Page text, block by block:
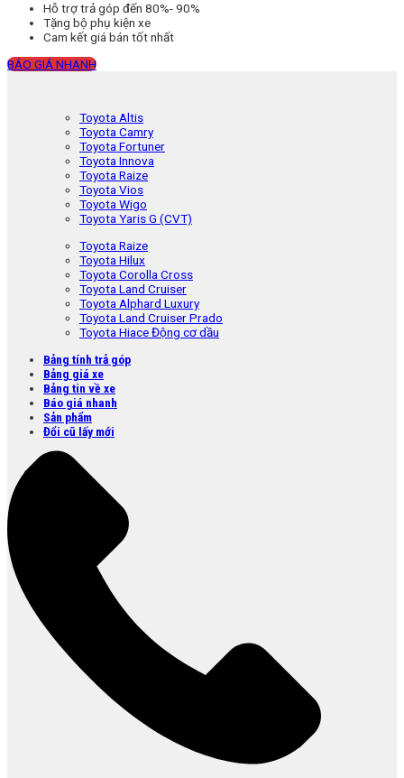
Hỗ trợ trả góp đến 80%- 90%
Tặng bộ phụ kiện xe
Cam kết giá bán tốt nhất
BÁO GIÁ NHANH
Toyota Altis
Toyota Camry
Toyota Fortuner
Toyota Innova
Toyota Raize
Toyota Vios
Toyota Wigo
Toyota Yaris G (CVT)
Toyota Raize
Toyota Hilux
Toyota Corolla Cross
Toyota Land Cruiser
Toyota Alphard Luxury
Toyota Land Cruiser Prado
Toyota Hiace Động cơ dầu
Bảng tính trả góp
Bảng giá xe
Bảng tin về xe
Báo giá nhanh
Sản phẩm
Đổi cũ lấy mới